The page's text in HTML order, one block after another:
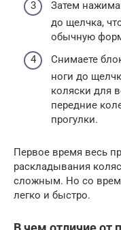
Затем
до щелчка,
обычную
Снимаете
ноги до
коляски для
передние
прогулки.
Первое время весь
раскладывания
сложным. Но со
легко и быстро.